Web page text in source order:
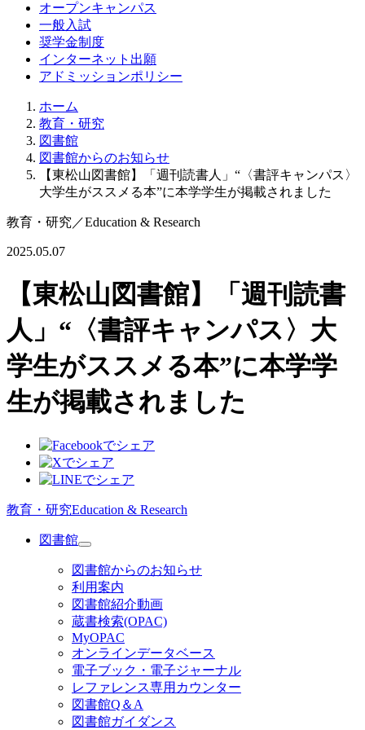
オープンキャンパス
一般入試
奨学金制度
インターネット出願
アドミッションポリシー
ホーム
教育・研究
図書館
図書館からのお知らせ
【東松山図書館】「週刊読書人」“〈書評キャンパス〉
大学生がススメる本”に本学学生が掲載されました
教育・研究 ／Education & Research
2025.05.07
【東松山図書館】「週刊読書
人」“〈書評キャンパス〉大
学生がススメる本”に本学学
生が掲載されました
教育・研究Education & Research
図書館
図書館からのお知らせ
利用案内
図書館紹介動画
蔵書検索(OPAC)
MyOPAC
オンラインデータベース
電子ブック・電子ジャーナル
レファレンス専用カウンター
図書館Q＆A
図書館ガイダンス